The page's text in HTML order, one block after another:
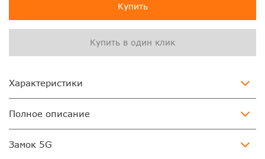
Купить
Купить в один клик
Характеристики
Полное описание
Замок 5G